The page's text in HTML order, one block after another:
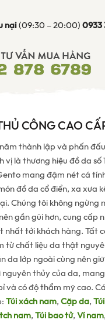
nại(09:30 – 20:00)0933
CÔNG CAO
thành lập và phấn
vị là thương hiệu đồ da số
mang đậm nét cá
đồ da cổ điển, xa xưa
Chúng tôi không ngừng
gần gũi hơn, cung cấp
tới khách hàng. Tất
từ chất liệu da thật
da lớp ngoài cùng nên
nguyên thủy của da,
và có độ thẩm mỹ cao.
Túi xách nam,Cặp da,
nam,Túi bao tử,Ví nam,